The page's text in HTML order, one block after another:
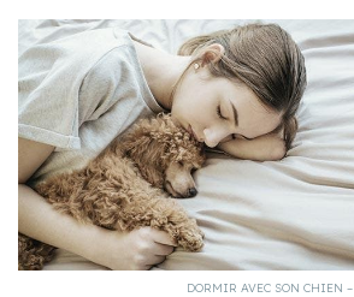
DORMIR AVEC SON CHIEN –